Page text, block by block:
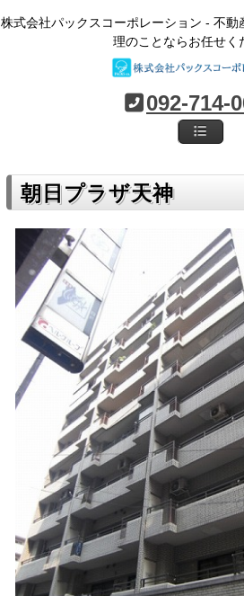
株式会社パックスコーポレーション - 不動
理のことならお任せく
092-714-
朝日プラザ天神